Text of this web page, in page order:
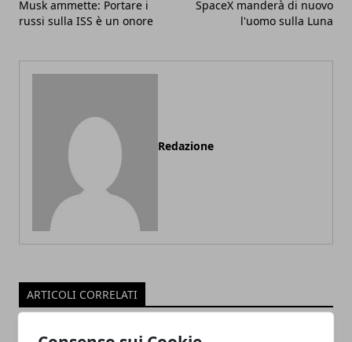
Musk ammette: Portare i
russi sulla ISS è un onore
SpaceX manderà di nuovo
l'uomo sulla Luna
Redazione
ARTICOLI CORRELATI